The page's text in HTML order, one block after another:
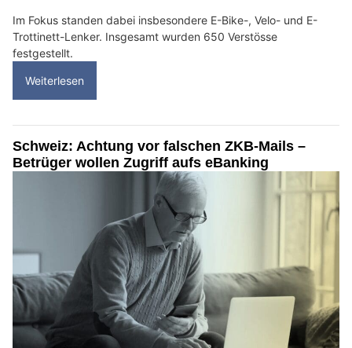
Im Fokus standen dabei insbesondere E-Bike-, Velo- und E-
Trottinett-Lenker. Insgesamt wurden 650 Verstösse
festgestellt.
Weiterlesen
Schweiz: Achtung vor falschen ZKB-Mails –
Betrüger wollen Zugriff aufs eBanking